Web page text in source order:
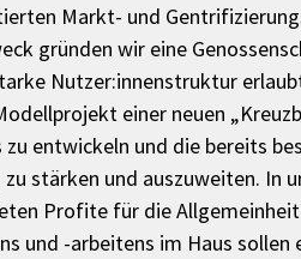
Markt- und
gründen wir eine
Nutzer:innenstruktur
einer neuen
entwickeln und die bereits
stärken und auszuweiten. In
Profite für die
und -arbeitens im Haus sollen